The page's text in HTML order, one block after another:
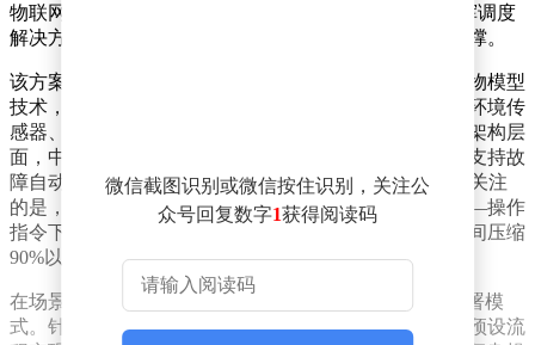
物联网操作系统，推出覆盖"端-边-云"全链条的智慧指挥调度
解决方案，为政企、能源、港口等领域提供创新技术支撑。
该方案的核心突破在于构建了统一的物联网中台。通过物模型
技术，系统可自动识别并接入不同厂商的音视频设备、环境传
感器、门禁系统等终端，实现跨协议数据互通。在技术架构层
面，中台集成边缘计算、流式处理、时序存储等能力，支持故
障自动转移机制，确保系统7×24小时稳定运行。更值得关注
的是，其双向通信功能使设备状态实时反馈成为可能——操作
指令下达后，系统可同步回传执行结果，将现场调试时间压缩
90%以上。
在场景应用层面，方案创新性地引入"一键式"自动化部署模
式。针对会议调度、应急指挥等高频场景，用户可通过预设流
微信截图识别或微信按住识别，关注公
众号回复数字1获得阅读码